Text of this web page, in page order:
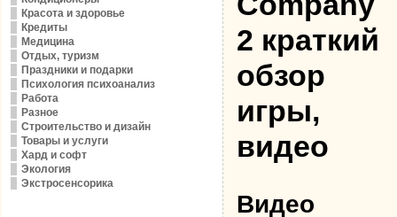
Красота и здоровье
Кредиты
Медицина
Отдых, туризм
Праздники и подарки
Психология психоанализ
Работа
Разное
Строительство и дизайн
Товары и услуги
Хард и софт
Экология
Экстросенсорика
2 краткий
обзор
игры,
видео
Видео